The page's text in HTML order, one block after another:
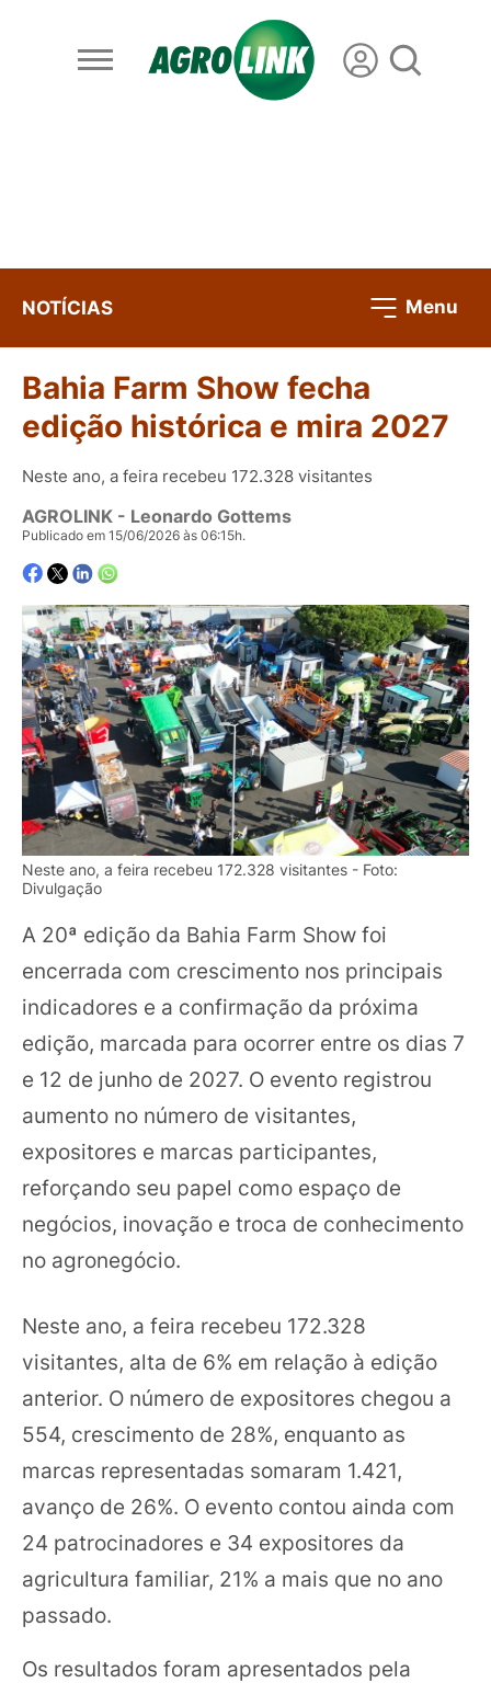
NOTÍCIAS Menu
Bahia Farm Show fecha
edição histórica e mira 2027
Neste ano, a feira recebeu 172.328 visitantes
AGROLINK - Leonardo Gottems
Publicado em 15/06/2026 às 06:15h.
Neste ano, a feira recebeu 172.328 visitantes - Foto:
Divulgação
A 20ª edição da Bahia Farm Show foi
encerrada com crescimento nos principais
indicadores e a confirmação da próxima
edição, marcada para ocorrer entre os dias 7
e 12 de junho de 2027. O evento registrou
aumento no número de visitantes,
expositores e marcas participantes,
reforçando seu papel como espaço de
negócios, inovação e troca de conhecimento
no agronegócio.
Neste ano, a feira recebeu 172.328
visitantes, alta de 6% em relação à edição
anterior. O número de expositores chegou a
554, crescimento de 28%, enquanto as
marcas representadas somaram 1.421,
avanço de 26%. O evento contou ainda com
24 patrocinadores e 34 expositores da
agricultura familiar, 21% a mais que no ano
passado.
Os resultados foram apresentados pela